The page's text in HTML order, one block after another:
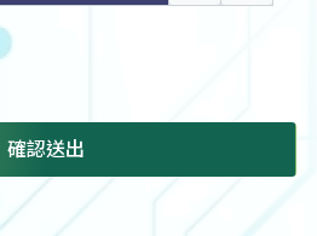
確認送出